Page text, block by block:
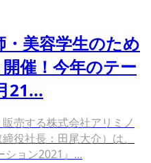
・美容学生のため
催！今年のテー
21...
売する株式会社アリミノ
役社長：田尾大介）は、
ション2021』...